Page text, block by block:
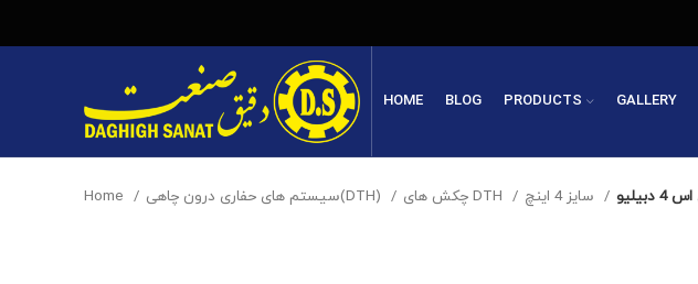
HOME BLOG PRODUCTS GALLERY
Home سیستم های حفاری درون چاهی(DTH) چکش های DTH